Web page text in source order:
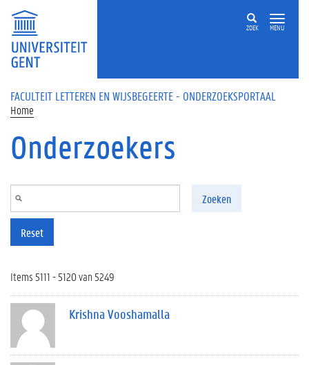
Overslaan en naar de inhoud gaan
ZOEK MENU
FACULTEIT LETTEREN EN WIJSBEGEERTE - ONDERZOEKSPORTAAL
Home
Onderzoekers
Zoeken
Reset
Items 5111 - 5120 van 5249
Krishna Vooshamalla